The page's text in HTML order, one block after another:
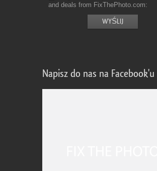
and deals from FixThePhoto.com
Napisz do nas na Facebook'u